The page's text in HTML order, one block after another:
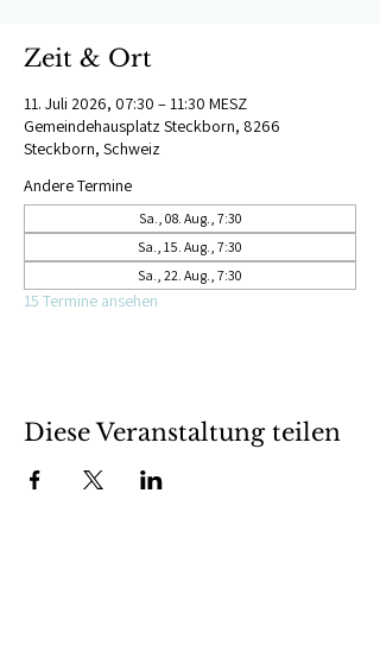
Zeit & Ort
11. Juli 2026, 07:30 – 11:30 MESZ
Gemeindehausplatz Steckborn, 8266
Steckborn, Schweiz
Andere Termine
Sa., 08. Aug., 7:30
Sa., 15. Aug., 7:30
Sa., 22. Aug., 7:30
15 Termine ansehen
Diese Veranstaltung teilen